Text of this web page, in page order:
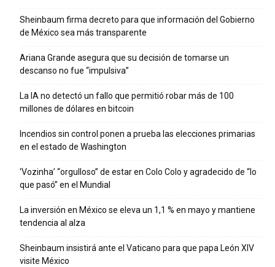
Sheinbaum firma decreto para que información del Gobierno
de México sea más transparente
Ariana Grande asegura que su decisión de tomarse un
descanso no fue “impulsiva”
La IA no detectó un fallo que permitió robar más de 100
millones de dólares en bitcoin
Incendios sin control ponen a prueba las elecciones primarias
en el estado de Washington
‘Vozinha’ “orgulloso” de estar en Colo Colo y agradecido de “lo
que pasó” en el Mundial
La inversión en México se eleva un 1,1 % en mayo y mantiene
tendencia al alza
Sheinbaum insistirá ante el Vaticano para que papa León XIV
visite México